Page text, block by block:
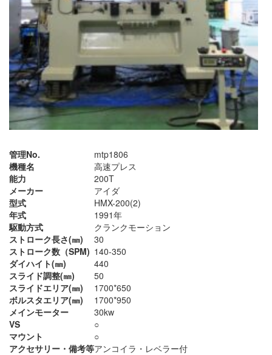
管理No.
mtp1806
機種名
高速プレス
能力
200T
メーカー
アイダ
型式
HMX-200(2)
年式
1991年
駆動方式
クランクモーション
ストローク長さ(㎜)
30
ストローク数（SPM) 140-350
ダイハイト(㎜)
440
スライド調整(㎜)
50
スライドエリア(㎜)
1700*650
ボルスタエリア(㎜)
1700*950
メインモーター
30kw
VS
○
マウント
○
アクセサリー・備考等アンコイラ・レベラー付